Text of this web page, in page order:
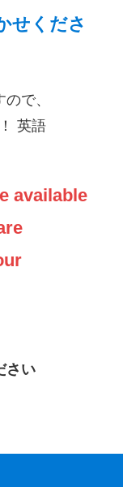
せくださ
で、
英語
available
さい